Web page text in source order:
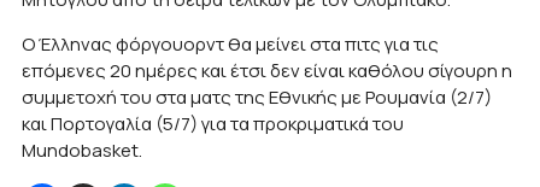
Ο Έλληνας φόργουορντ θα μείνει στα πιτς για τις
επόμενες 20 ημέρες και έτσι δεν είναι καθόλου σίγουρη η
συμμετοχή του στα ματς της Εθνικής με Ρουμανία (2/7)
και Πορτογαλία (5/7) για τα προκριματικά του
Mundobasket.